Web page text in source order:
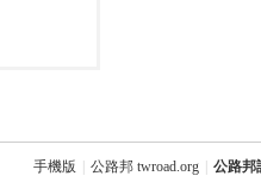
手機版 公路邦 twroad.org 公路邦